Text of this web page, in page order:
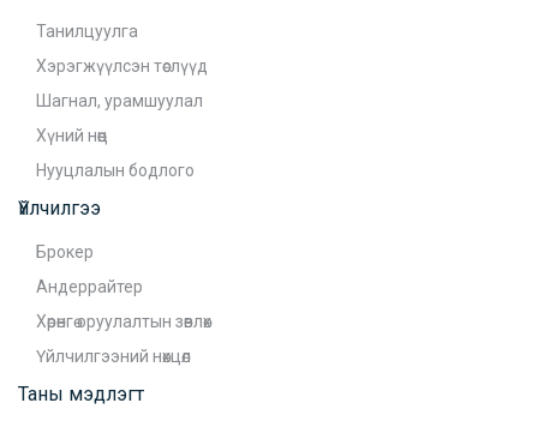
Танилцуулга
Хэрэгжүүлсэн төслүүд
Шагнал, урамшуулал
Хүний нөөц
Нууцлалын бодлого
Үйлчилгээ
Брокер
Андеррайтер
Хөрөнгө оруулалтын зөвлөх
Үйлчилгээний нөхцөл
Таны мэдлэгт